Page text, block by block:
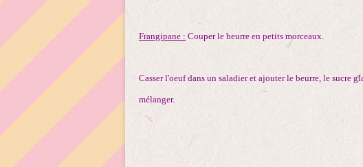
Frangipane : Couper le beurre en petits morceaux.
Casser l'oeuf dans un saladier et ajouter le beurre, le sucre
mélanger.